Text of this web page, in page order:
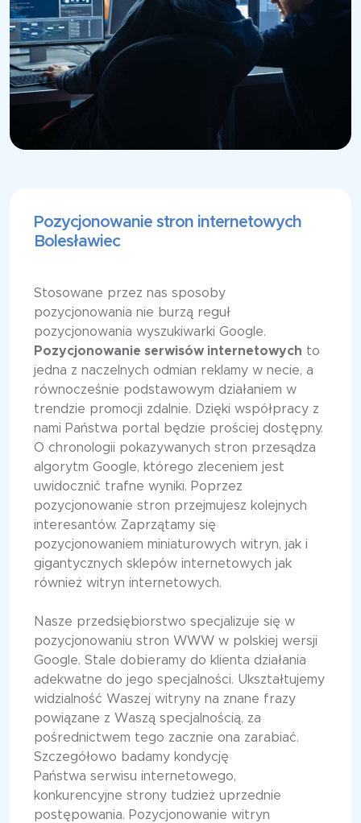
Pozycjonowanie stron internetowych
Bolesławiec
Stosowane przez nas sposoby
pozycjonowania nie burzą reguł
pozycjonowania wyszukiwarki Google.
Pozycjonowanie serwisów internetowych to
jedna z naczelnych odmian reklamy w necie, a
równocześnie podstawowym działaniem w
trendzie promocji zdalnie. Dzięki współpracy z
nami Państwa portal będzie prościej dostępny.
O chronologii pokazywanych stron przesądza
algorytm Google, którego zleceniem jest
uwidocznić trafne wyniki. Poprzez
pozycjonowanie stron przejmujesz kolejnych
interesantów. Zaprzątamy się
pozycjonowaniem miniaturowych witryn, jak i
gigantycznych sklepów internetowych jak
również witryn internetowych.
Nasze przedsiębiorstwo specjalizuje się w
pozycjonowaniu stron WWW w polskiej wersji
Google. Stale dobieramy do klienta działania
adekwatne do jego specjalności. Ukształtujemy
widzialność Waszej witryny na znane frazy
powiązane z Waszą specjalnością, za
pośrednictwem tego zacznie ona zarabiać.
Szczegółowo badamy kondycję
Państwa serwisu internetowego,
konkurencyjne strony tudzież uprzednie
postępowania. Pozycjonowanie witryn